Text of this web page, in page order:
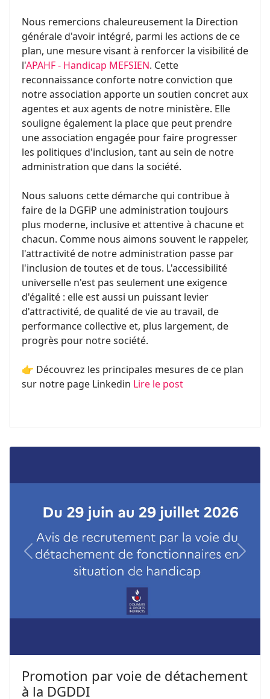
Nous remercions chaleureusement la Direction
générale d'avoir intégré, parmi les actions de ce
plan, une mesure visant à renforcer la visibilité de
l'APAHF - Handicap MEFSIEN. Cette
reconnaissance conforte notre conviction que
notre association apporte un soutien concret aux
agentes et aux agents de notre ministère. Elle
souligne également la place que peut prendre
une association engagée pour faire progresser
les politiques d'inclusion, tant au sein de notre
administration que dans la société.
Nous saluons cette démarche qui contribue à
faire de la DGFiP une administration toujours
plus moderne, inclusive et attentive à chacune et
chacun. Comme nous aimons souvent le rappeler,
l'attractivité de notre administration passe par
l'inclusion de toutes et de tous. L'accessibilité
universelle n'est pas seulement une exigence
d'égalité : elle est aussi un puissant levier
d'attractivité, de qualité de vie au travail, de
performance collective et, plus largement, de
progrès pour notre société.
👉 Découvrez les principales mesures de ce plan
sur notre page Linkedin Lire le post
Previous Next
Promotion par voie de détachement
à la DGDDI